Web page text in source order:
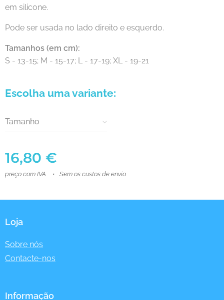
em silicone.
Pode ser usada no lado direito e esquerdo.
Tamanhos (em cm):
S - 13-15; M - 15-17; L - 17-19; XL - 19-21
Escolha uma variante:
Tamanho
16,80 €
preço com IVA Sem os custos de envio
Loja
Sobre nós
Contacte-nos
Informação